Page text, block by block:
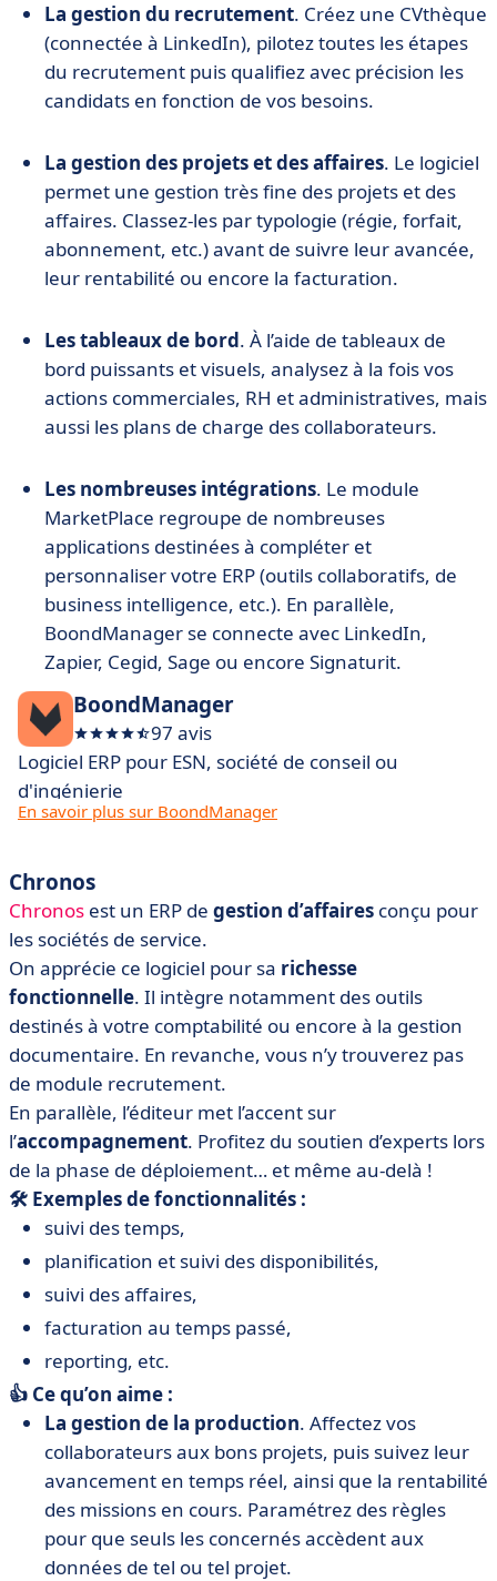
La gestion du recrutement. Créez une CVthèque
(connectée à LinkedIn), pilotez toutes les étapes
du recrutement puis qualifiez avec précision les
candidats en fonction de vos besoins.
La gestion des projets et des affaires. Le logiciel
permet une gestion très fine des projets et des
affaires. Classez-les par typologie (régie, forfait,
abonnement, etc.) avant de suivre leur avancée,
leur rentabilité ou encore la facturation.
Les tableaux de bord. À l’aide de tableaux de
bord puissants et visuels, analysez à la fois vos
actions commerciales, RH et administratives, mais
aussi les plans de charge des collaborateurs.
Les nombreuses intégrations. Le module
MarketPlace regroupe de nombreuses
applications destinées à compléter et
personnaliser votre ERP (outils collaboratifs, de
business intelligence, etc.). En parallèle,
BoondManager se connecte avec LinkedIn,
Zapier, Cegid, Sage ou encore Signaturit.
BoondManager
97 avis
Logiciel ERP pour ESN, société de conseil ou
d'ingénierie
En savoir plus sur BoondManager
Chronos
Chronos est un ERP de gestion d’affaires conçu pour
les sociétés de service.
On apprécie ce logiciel pour sa richesse
fonctionnelle. Il intègre notamment des outils
destinés à votre comptabilité ou encore à la gestion
documentaire. En revanche, vous n’y trouverez pas
de module recrutement.
En parallèle, l’éditeur met l’accent sur
l’accompagnement. Profitez du soutien d’experts lors
de la phase de déploiement… et même au-delà !
🛠️ Exemples de fonctionnalités :
suivi des temps,
planification et suivi des disponibilités,
suivi des affaires,
facturation au temps passé,
reporting, etc.
👍 Ce qu’on aime :
La gestion de la production. Affectez vos
collaborateurs aux bons projets, puis suivez leur
avancement en temps réel, ainsi que la rentabilité
des missions en cours. Paramétrez des règles
pour que seuls les concernés accèdent aux
données de tel ou tel projet.